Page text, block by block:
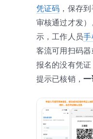
凭证码 ，保存
审核通过才发
示，工作人员
客流可用扫码
报名的没有凭
提示已核销，